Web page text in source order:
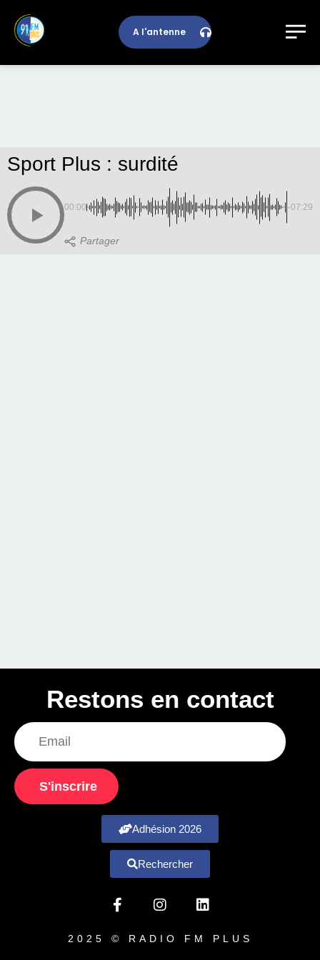
A l'antenne
Sport Plus : surdité
00:00 -07:29
Restons en contact
S'inscrire
Adhésion 2026
Rechercher
2025 © RADIO FM PLUS